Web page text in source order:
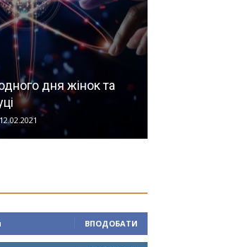
дня жінок та
12.02.2021
ВПОДОБАТИ